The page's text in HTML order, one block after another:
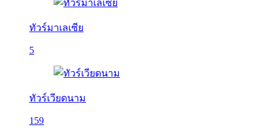
ทัวร์มาเลเซีย
5
ทัวร์เวียดนาม
159